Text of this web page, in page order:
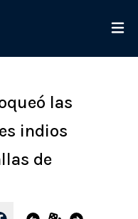
las
indios
de